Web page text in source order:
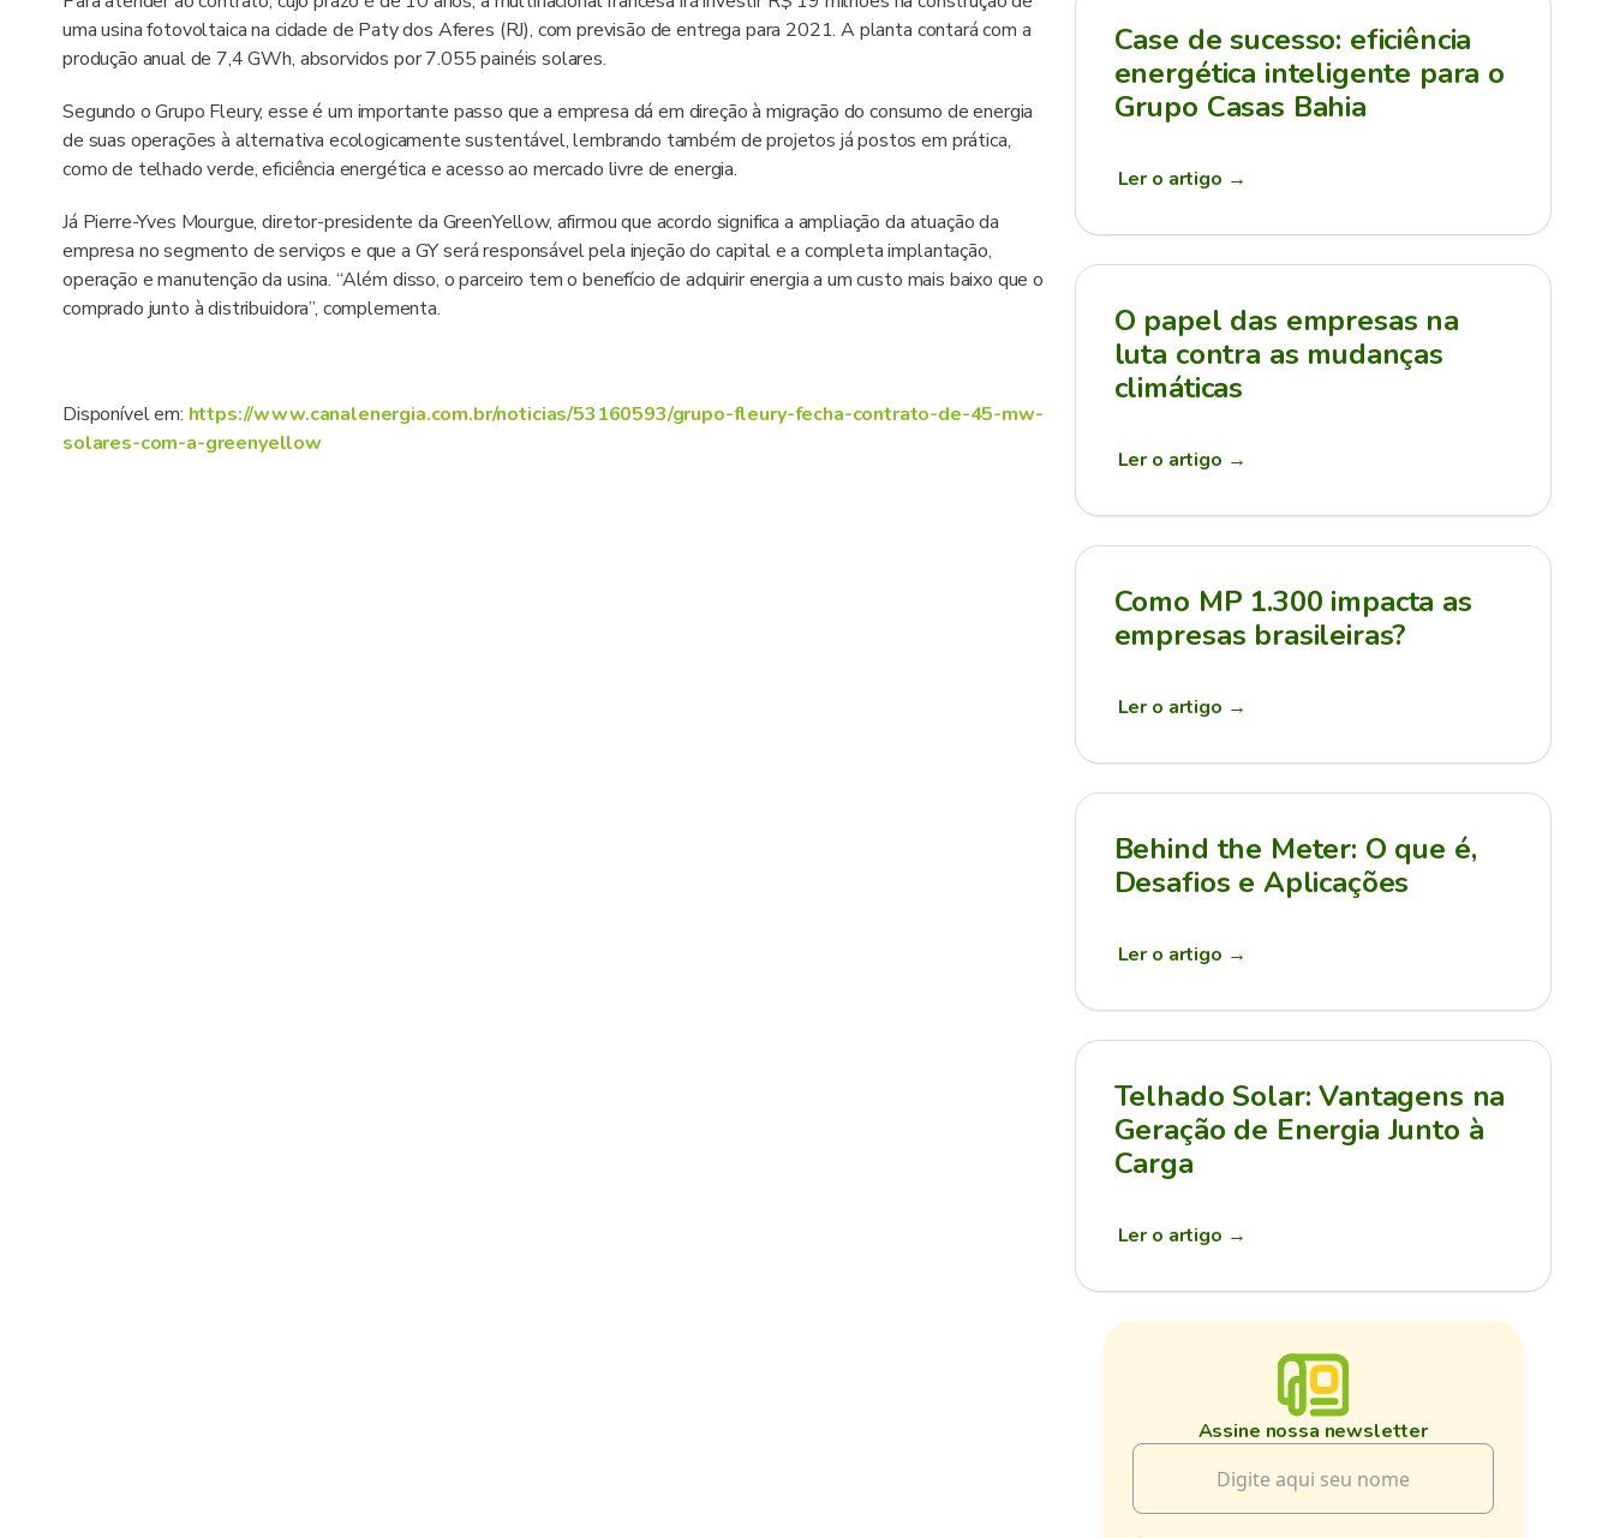
uma usina fotovoltaica na cidade de Paty dos Aferes (RJ), com previsão de entrega para 2021. A planta contará com a
produção anual de 7,4 GWh, absorvidos por 7.055 painéis solares.
Segundo o Grupo Fleury, esse é um importante passo que a empresa dá em direção à migração do consumo de energia
de suas operações à alternativa ecologicamente sustentável, lembrando também de projetos já postos em prática,
como de telhado verde, eficiência energética e acesso ao mercado livre de energia.
Já Pierre-Yves Mourgue, diretor-presidente da GreenYellow, afirmou que acordo significa a ampliação da atuação da
empresa no segmento de serviços e que a GY será responsável pela injeção do capital e a completa implantação,
operação e manutenção da usina. “Além disso, o parceiro tem o benefício de adquirir energia a um custo mais baixo que o
comprado junto à distribuidora”, complementa.
Disponível em: https://www.canalenergia.com.br/noticias/53160593/grupo-fleury-fecha-contrato-de-45-mw-
solares-com-a-greenyellow
Case de sucesso: eficiência
energética inteligente para o
Grupo Casas Bahia
Ler o artigo →
O papel das empresas na
luta contra as mudanças
climáticas
Ler o artigo →
Como MP 1.300 impacta as
empresas brasileiras?
Ler o artigo →
Behind the Meter: O que é,
Desafios e Aplicações
Ler o artigo →
Telhado Solar: Vantagens na
Geração de Energia Junto à
Carga
Ler o artigo →
Assine nossa newsletter